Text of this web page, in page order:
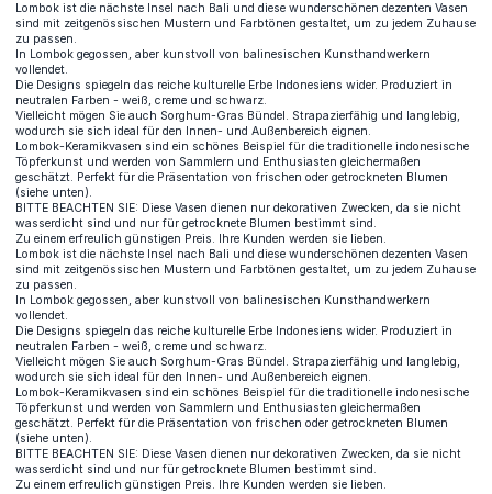
Lombok ist die nächste Insel nach Bali und diese wunderschönen dezenten Vasen
sind mit zeitgenössischen Mustern und Farbtönen gestaltet, um zu jedem Zuhause
zu passen.
In Lombok gegossen, aber kunstvoll von balinesischen Kunsthandwerkern
vollendet.
Die Designs spiegeln das reiche kulturelle Erbe Indonesiens wider. Produziert in
neutralen Farben - weiß, creme und schwarz.
Vielleicht mögen Sie auch Sorghum-Gras Bündel. Strapazierfähig und langlebig,
wodurch sie sich ideal für den Innen- und Außenbereich eignen.
Lombok-Keramikvasen sind ein schönes Beispiel für die traditionelle indonesische
Töpferkunst und werden von Sammlern und Enthusiasten gleichermaßen
geschätzt. Perfekt für die Präsentation von frischen oder getrockneten Blumen
(siehe unten).
BITTE BEACHTEN SIE: Diese Vasen dienen nur dekorativen Zwecken, da sie nicht
wasserdicht sind und nur für getrocknete Blumen bestimmt sind.
Zu einem erfreulich günstigen Preis. Ihre Kunden werden sie lieben.
Lombok ist die nächste Insel nach Bali und diese wunderschönen dezenten Vasen
sind mit zeitgenössischen Mustern und Farbtönen gestaltet, um zu jedem Zuhause
zu passen.
In Lombok gegossen, aber kunstvoll von balinesischen Kunsthandwerkern
vollendet.
Die Designs spiegeln das reiche kulturelle Erbe Indonesiens wider. Produziert in
neutralen Farben - weiß, creme und schwarz.
Vielleicht mögen Sie auch Sorghum-Gras Bündel. Strapazierfähig und langlebig,
wodurch sie sich ideal für den Innen- und Außenbereich eignen.
Lombok-Keramikvasen sind ein schönes Beispiel für die traditionelle indonesische
Töpferkunst und werden von Sammlern und Enthusiasten gleichermaßen
geschätzt. Perfekt für die Präsentation von frischen oder getrockneten Blumen
(siehe unten).
BITTE BEACHTEN SIE: Diese Vasen dienen nur dekorativen Zwecken, da sie nicht
wasserdicht sind und nur für getrocknete Blumen bestimmt sind.
Zu einem erfreulich günstigen Preis. Ihre Kunden werden sie lieben.